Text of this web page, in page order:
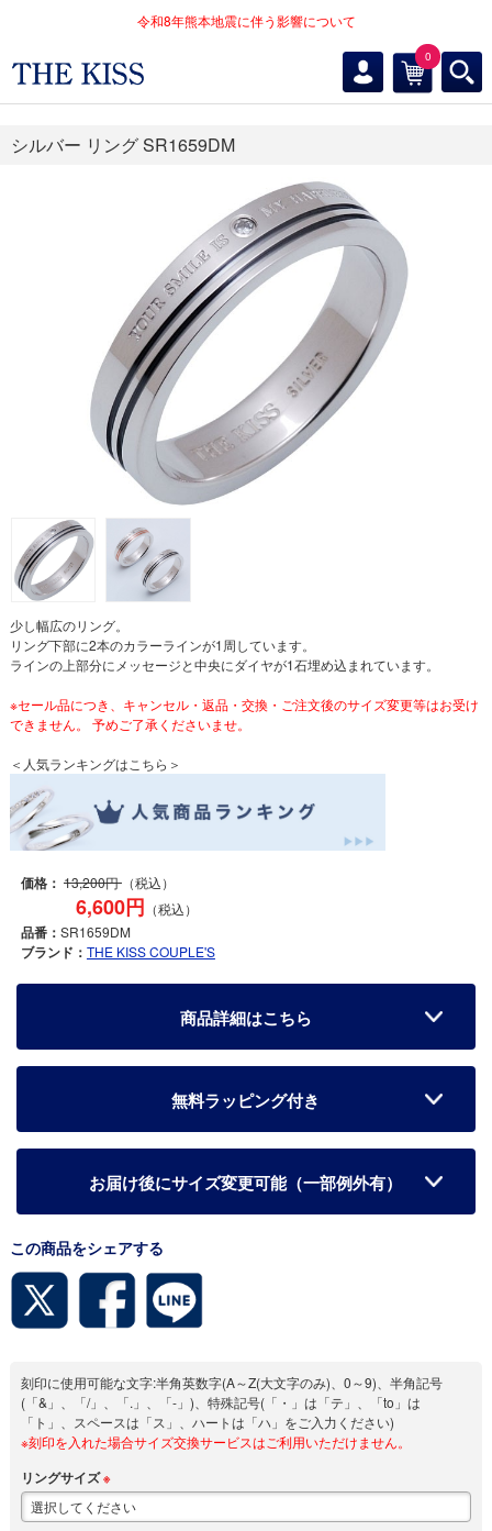
令和8年熊本地震に伴う影響について
0
シルバー リング SR1659DM
少し幅広のリング。
リング下部に2本のカラーラインが1周しています。
ラインの上部分にメッセージと中央にダイヤが1石埋め込まれています。
※セール品につき、キャンセル・返品・交換・ご注文後のサイズ変更等はお受け
できません。 予めご了承くださいませ。
＜人気ランキングはこちら＞
価格： 13,200円（税込）
6,600円 （税込）
品番： SR1659DM
ブランド： THE KISS COUPLE'S
商品詳細はこちら
無料ラッピング付き
お届け後にサイズ変更可能（一部例外有）
この商品をシェアする
刻印に使用可能な文字:半角英数字(A～Z(大文字のみ)、0～9)、半角記号
(「&」、「/」、「.」、「-」)、特殊記号(「・」は「テ」、「to」は
「ト」、スペースは「ス」、ハートは「ハ」をご入力ください)
※刻印を入れた場合サイズ交換サービスはご利用いただけません。
リングサイズ※